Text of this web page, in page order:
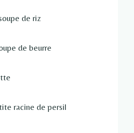
de riz
de beurre
racine de persil